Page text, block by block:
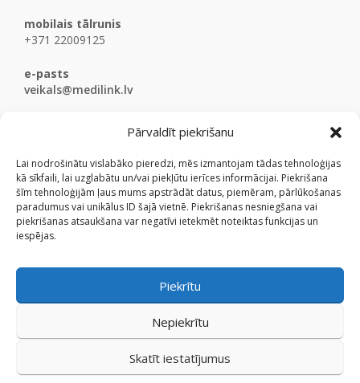
Pārvaldīt piekrišanu
Lai nodrošinātu vislabāko pieredzi, mēs izmantojam tādas tehnoloģijas
kā sīkfaili, lai uzglabātu un/vai piekļūtu ierīces informācijai. Piekrišana
šīm tehnoloģijām ļaus mums apstrādāt datus, piemēram, pārlūkošanas
paradumus vai unikālus ID šajā vietnē. Piekrišanas nesniegšana vai
piekrišanas atsaukšana var negatīvi ietekmēt noteiktas funkcijas un
iespējas.
Piekrītu
Nepiekrītu
Skatīt iestatījumus
mobilais tālrunis
+371 22009125
e-pasts
veikals@medilink.lv
© Medicinaspreces.lv 2009 - 2026.